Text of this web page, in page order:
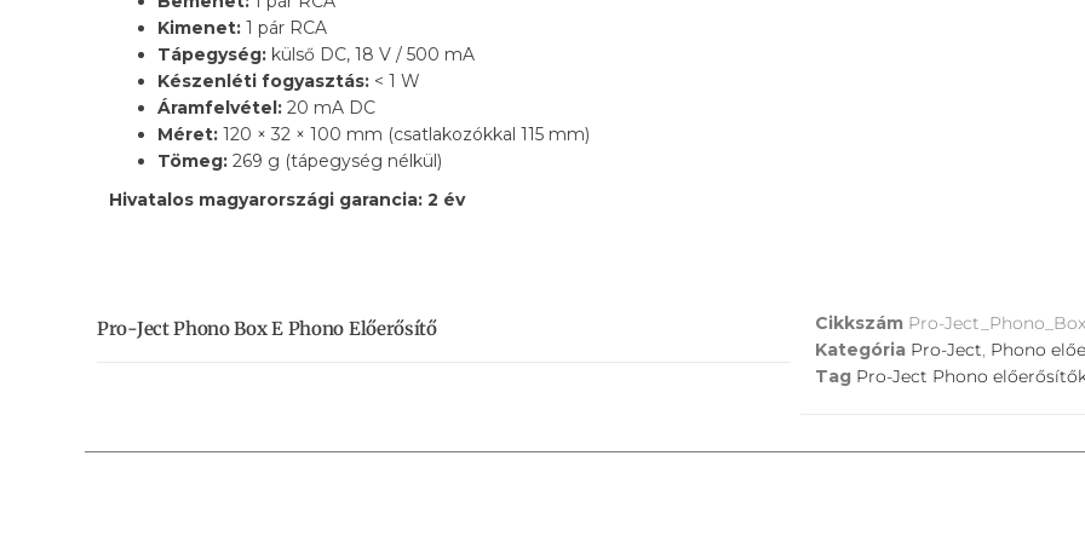
Kimenet: 1 pár RCA
Tápegység: külső DC, 18 V / 500 mA
Készenléti fogyasztás: < 1 W
Áramfelvétel: 20 mA DC
Méret: 120 × 32 × 100 mm (csatlakozókkal 115 mm)
Tömeg: 269 g (tápegység nélkül)
Hivatalos magyarországi garancia: 2 év
Pro-Ject Phono Box E Phono Előerősítő Cikkszám Pro-
Kategória Pro-Ject, Phono
Tag Pro-Ject Phono